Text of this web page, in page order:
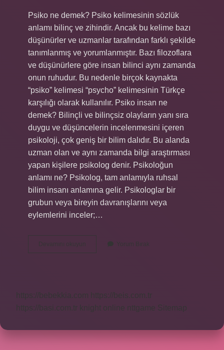
Psiko ne demek? Psiko kelimesinin sözlük
anlamı bilinç ve zihindir. Ancak bu kelime bazı
düşünürler ve uzmanlar tarafından farklı şekilde
tanımlanmış ve yorumlanmıştır. Bazı filozoflara
ve düşünürlere göre insan bilinci aynı zamanda
onun ruhudur. Bu nedenle birçok kaynakta
“psiko” kelimesi “psycho” kelimesinin Türkçe
karşılığı olarak kullanılır. Psiko insan ne
demek? Bilinçli ve bilinçsiz olayların yanı sıra
duygu ve düşüncelerin incelenmesini içeren
psikoloji, çok geniş bir bilim dalıdır. Bu alanda
uzman olan ve aynı zamanda bilgi araştırması
yapan kişilere psikolog denir. Psikoloğun
anlamı ne? Psikolog, tam anlamıyla ruhsal
bilim insanı anlamına gelir. Psikologlar bir
grubun veya bireyin davranışlarını veya
eylemlerini inceler;…
Devamını okuyun
Anlamı
Yorum Bırak
https://bebekkia.com
https://beis.com.tr
https://basi.com.tr knight online nttgame Sitemap